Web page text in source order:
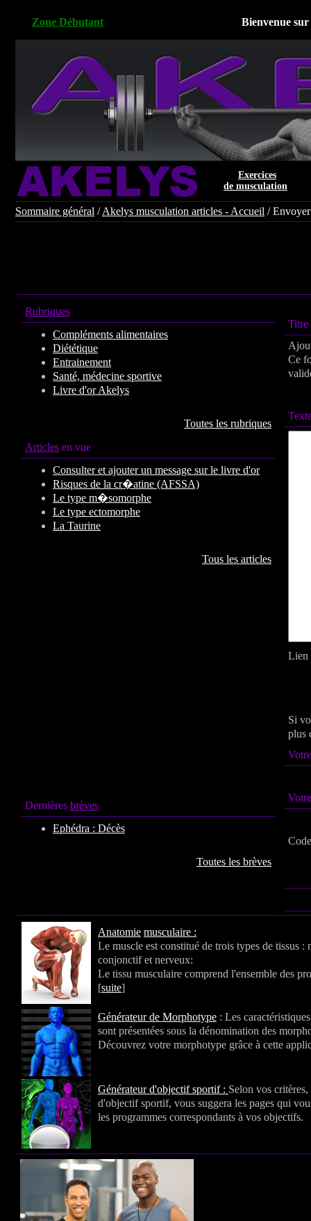
Zone Débutant Bienvenue
Exercices
de musculation
Sommaire général /Akelys musculation articles - Accueil /
Rubriques
Compléments alimentaires
Diététique
Entrainement
Santé, médecine sportive
Livre d'or Akelys
Toutes les rubriques
Articles en vue
Consulter et ajouter un message sur le livre d'or
Risques de la cr�atine (AFSSA)
Le type m�somorphe
Le type ectomorphe
La Taurine
Tous les articles
Dernières brèves
Ephédra : Décès
Toutes les brèves
Titre
Ce
Lien
Si
plus
Anatomie musculaire :
Le muscle est constitué de trois types de tissus :
conjonctif et nerveux:
Le tissu musculaire comprend l'ensemble des
[suite]
Générateur de Morphotype : Les
sont présentées sous la dénomination des
Découvrez votre morphotype grâce à cette
Générateur d'objectif sportif : Selon vos
d'objectif sportif, vous suggera les pages qui
les programmes correspondants à vos objectifs.